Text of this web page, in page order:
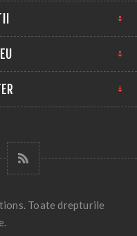
Toate drepturile